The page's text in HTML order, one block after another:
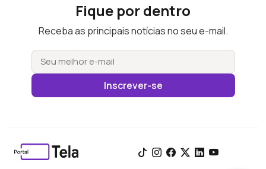
Fique por dentro
Receba as principais notícias no seu e-mail.
Inscrever-se